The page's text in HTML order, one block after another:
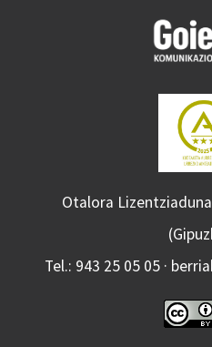
Otalora
Tel.: 943 25 05 05 ·